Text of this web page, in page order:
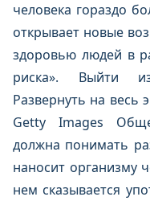
человека гораздо
открывает новые
здоровью людей в
риска». Выйти
Развернуть на весь
Getty Images
должна понимать
наносит организму
нем сказывается